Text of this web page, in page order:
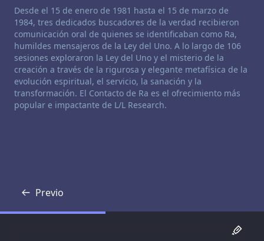
Descargo de responsabilidad de canalización:
Desde el 15 de enero de 1981 hasta el 15 de marzo de
1984, tres dedicados buscadores de la verdad recibieron
comunicación oral de quienes se identificaban como Ra,
humildes mensajeros de la Ley del Uno. A lo largo de 106
sesiones exploraron la Ley del Uno y el misterio de la
creación a través de la rigurosa y elegante metafísica de la
evolución espiritual, el servicio, la sanación y la
transformación. El Contacto de Ra es el ofrecimiento más
popular e impactante de L/L Research.
Previo
Transcripción